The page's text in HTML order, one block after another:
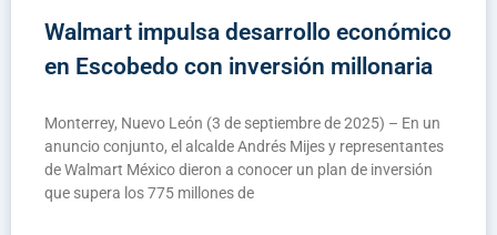
Walmart impulsa desarrollo económico
en Escobedo con inversión millonaria
Monterrey, Nuevo León (3 de septiembre de 2025) – En un
anuncio conjunto, el alcalde Andrés Mijes y representantes
de Walmart México dieron a conocer un plan de inversión
que supera los 775 millones de